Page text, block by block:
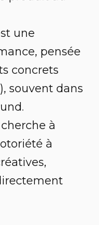
une
pensée
concrets
souvent dans
cherche à
à